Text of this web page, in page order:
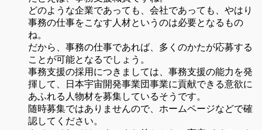
どのような企業であっても、会社であっても、やはり
事務の仕事をこなす人材というのは必要となるもの
ね。
だから、事務の仕事であれば、多くのかたが応募する
ことが可能となるでしょう。
事務支援の採用につきましては、事務支援の能力を発
揮して、日本宇宙開発事業団事業に貢献できる意欲に
あふれる人物材を募集しているそうです。
随時募集ではありませんので、ホームページなどで確
認してください。